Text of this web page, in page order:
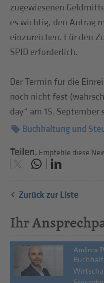
zugewiesenen
es wichtig, den Antrag
einzureichen. Für den
SPID erforderlich.
Der Termin für die
noch nicht fest
day“ am 15. September
Buchhaltung und
Teilen. Empfehle diese
Zurück zur Liste
Ihr
Andrea